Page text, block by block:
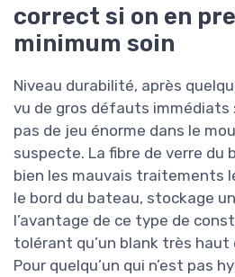
correct si on en
minimum soin
Niveau durabilité, après
vu de gros défauts immédiats
pas de jeu énorme dans le
suspecte. La fibre de verre du
bien les mauvais traitements
le bord du bateau, stockage un
l’avantage de ce type de
tolérant qu’un blank très haut
Pour quelqu’un qui n’est pas